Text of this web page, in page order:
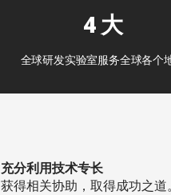
4 大
全球研发实验室服务全球各个
充分利用技术专长
获得相关协助，取得成功之道。